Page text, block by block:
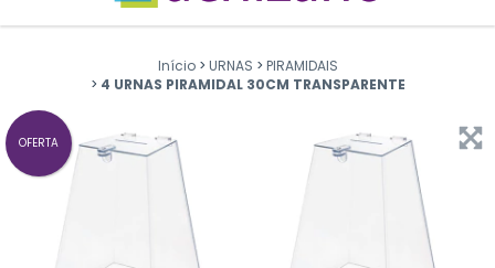
Início > URNAS > PIRAMIDAIS
> 4 URNAS PIRAMIDAL 30CM TRANSPARENTE
OFERTA